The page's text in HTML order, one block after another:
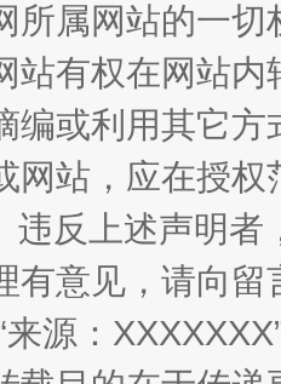
山西：
所属网站的一
站有权在网站
编或利用其它
网站，应在授
违反上述声明
有意见，请向
来源：